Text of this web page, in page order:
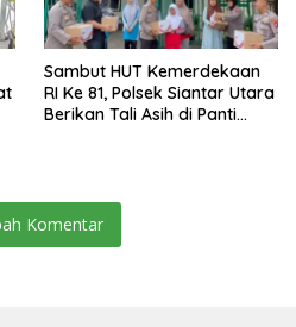
Sambut HUT Kemerdekaan
RI Ke 81, Polsek Siantar Utara
Berikan Tali Asih di Panti
Komentar